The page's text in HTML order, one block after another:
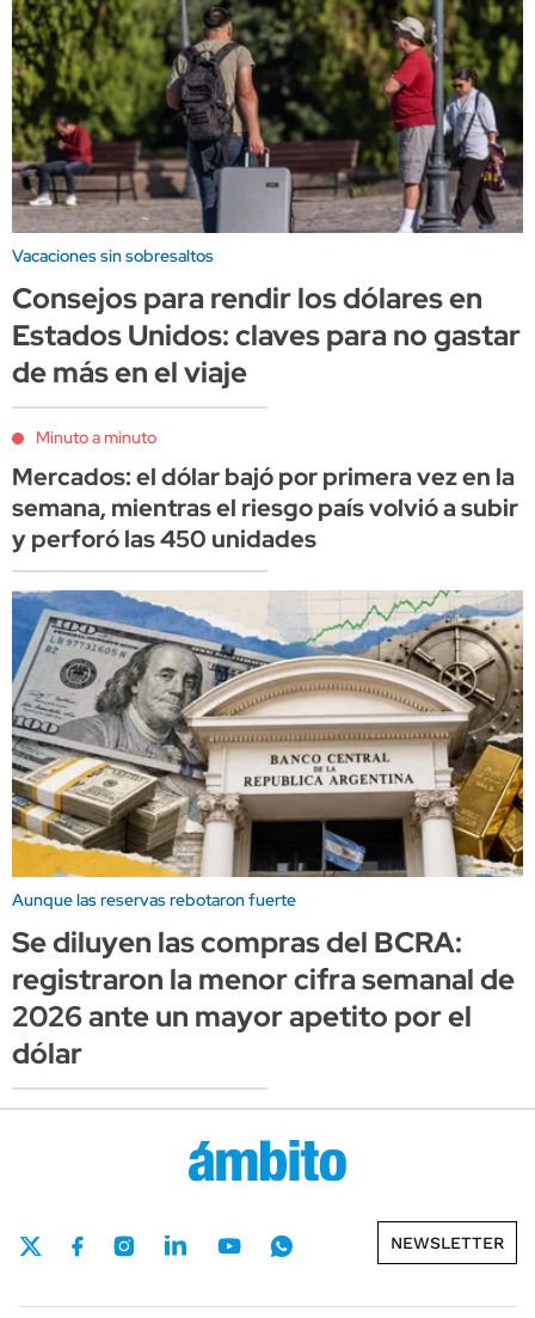
Vacaciones sin sobresaltos
Consejos para rendir los dólares en
Estados Unidos: claves para no gastar
de más en el viaje
Minuto a minuto
Mercados: el dólar bajó por primera vez en la
semana, mientras el riesgo país volvió a subir
y perforó las 450 unidades
Aunque las reservas rebotaron fuerte
Se diluyen las compras del BCRA:
registraron la menor cifra semanal de
2026 ante un mayor apetito por el
dólar
NEWSLETTER